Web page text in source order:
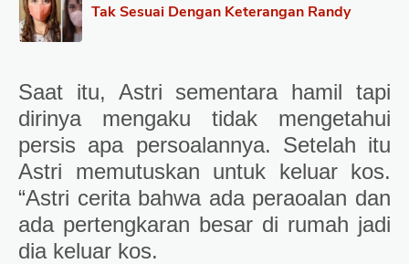
Tak Sesuai Dengan Keterangan Randy
Saat itu, Astri sementara hamil tapi
dirinya mengaku tidak mengetahui
persis apa persoalannya. Setelah itu
Astri memutuskan untuk keluar kos.
“Astri cerita bahwa ada peraoalan dan
ada pertengkaran besar di rumah jadi
dia keluar kos.